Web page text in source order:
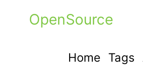
OpenSource
Home Tags